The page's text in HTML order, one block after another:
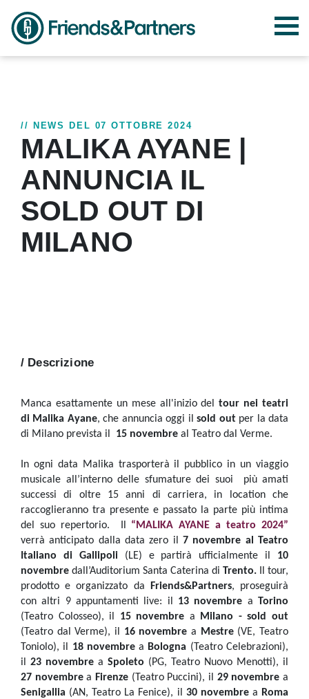
// NEWS DEL 07 OTTOBRE 2024
MALIKA AYANE |
ANNUNCIA IL
SOLD OUT DI
MILANO
/ Descrizione
Manca esattamente un mese all'inizio deltour nei teatri
di Malika Ayane, che annuncia oggi ilsold outper la data
di Milano prevista il 15 novembre al Teatro dal Verme.
In ogni data Malika trasporterà il pubblico in un viaggio
musicale all’interno delle sfumature dei suoi più amati
successi di oltre 15 anni di carriera, in location che
raccoglieranno tra presente e passato la parte più intima
del suo repertorio. Il “MALIKA AYANE a teatro 2024”
verrà anticipato dalla data zero il
7 novembre al Teatro
Italiano di Gallipoli (LE) e partirà ufficialmente il 10
novembre dall’Auditorium Santa Caterina di Trento.
tour,
prodotto e organizzato da
Friends&Partners, proseguirà
con altri 9 appuntamenti live: il 13 novembre aTorino
(Teatro Colosseo), il 15 novembre a
Milano - sold out
(Teatro dal Verme), il 16 novembre a Mestre (VE, Teatro
Toniolo), il 18 novembrea Bologna (Teatro Celebrazioni),
il
23 novembre a Spoleto (PG, Teatro Nuovo Menotti), il
27 novembrea Firenze (Teatro Puccini), il 29 novembrea
Senigallia (AN, Teatro La Fenice), il 30 novembre a Roma